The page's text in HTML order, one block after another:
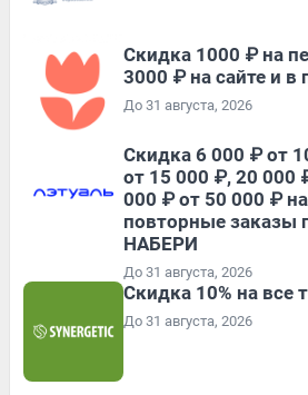
Скидка 1000 ₽ на
3000 ₽ на сайте и
До 31 августа, 2026
Скидка 6 000 ₽ от
от 15 000 ₽, 20 000
000 ₽ от 50 000 ₽
повторные заказы
НАБЕРИ
До 31 августа, 2026
Скидка 10% на все
До 31 августа, 2026